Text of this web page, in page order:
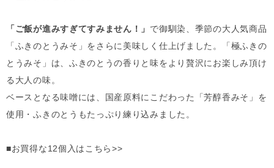
「ご飯が進みすぎてすみません！」 で御馴染、季節の大人気商品
「ふきのとうみそ」をさらに美味しく仕上げました。「極ふきの
とうみそ」は、ふきのとうの香りと味をより贅沢にお楽しみ頂け
る大人の味。
ベースとなる味噌には、国産原料にこだわった「芳醇香みそ」を
使用・ふきのとうもたっぷり練り込みました。
■お買得な12個入はこちら>>